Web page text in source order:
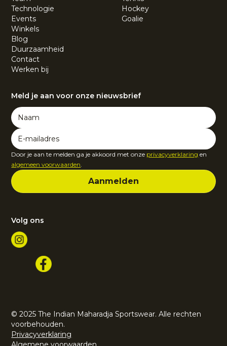
Technologie
Events
Winkels
Blog
Duurzaamheid
Contact
Werken bij
Hockey
Goalie
Meld je aan voor onze nieuwsbrief
Door je aan te melden ga je akkoord met onze privacyverklaring en
algemeen voorwaarden
Volg ons
© 2025 The Indian Maharadja Sportswear. Alle rechten
voorbehouden.
Privacyverklaring